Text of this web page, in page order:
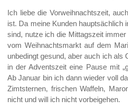
Ich liebe die Vorweihnachtszeit,
ist. Da meine Kunden hauptsächlich
sind, nutze ich die Mittagszeit
vom Weihnachtsmarkt auf dem
unbedingt gesund, aber auch ich als
in der Adventszeit eine Pause mit
Ab Januar bin ich dann wieder voll
Zimtsternen, frischen Waffeln,
nicht und will ich nicht vorbeigehen.